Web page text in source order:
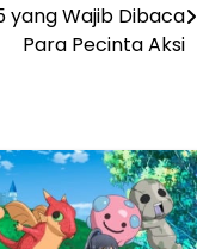
yang Wajib Dibaca
Para Pecinta Aksi